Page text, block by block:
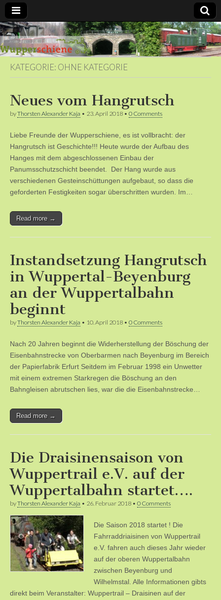
Bergische
Bahnen /
Förderverein
Wupperschiene
e.V.
KATEGORIE: OHNE KATEGORIE
Neues vom Hangrutsch
byThorsten Alexander Kaja • 23. April 2018 • 0 Comments
Liebe Freunde der Wupperschiene, es ist vollbracht: der
Hangrutsch ist Geschichte!!! Heute wurde der Aufbau des
Hanges mit dem abgeschlossenen Einbau der
Panumsschutzschicht beendet. Der Hang wurde aus
verschiedenen Gesteinschüttungen aufgebaut, so dass die
geforderten Festigkeiten sogar überschritten wurden. Im…
Read more →
Instandsetzung Hangrutsch
in Wuppertal-Beyenburg
an der Wuppertalbahn
beginnt
byThorsten Alexander Kaja • 10. April 2018 • 0 Comments
Nach 20 Jahren beginnt die Widerherstellung der Böschung der
Eisenbahnstrecke von Oberbarmen nach Beyenburg im Bereich
der Papierfabrik Erfurt Seitdem im Februar 1998 ein Unwetter
mit einem extremen Starkregen die Böschung an den
Bahngleisen abrutschen lies, war die die Eisenbahnstrecke…
Read more →
Die Draisinensaison von
Wuppertrail e.V. auf der
Wuppertalbahn startet….
byThorsten Alexander Kaja • 26. Februar 2018 • 0 Comments
Die Saison 2018 startet ! Die
Fahrraddriaisinen von Wuppertrail
e.V. fahren auch dieses Jahr wieder
auf der oberen Wuppertalbahn
zwischen Beyenburg und
Wilhelmstal. Alle Informationen gibts
direkt beim Veranstalter: Wuppertrail – Draisinen auf der